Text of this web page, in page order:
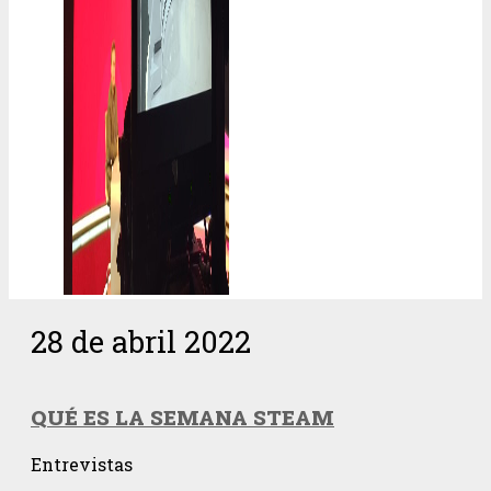
28 de abril 2022
QUÉ ES LA SEMANA STEAM
Entrevistas